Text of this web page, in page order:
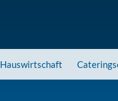
Hauswirtschaft